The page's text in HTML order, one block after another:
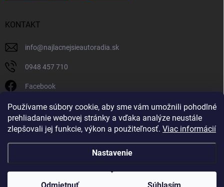
Používame súbory cookie, aby sme vám umožnili pohodlné
prehliadanie webovej stránky a vďaka analýze neustále
zlepšovali jej funkcie, výkon a použiteľnosť. Viac informácií
Nastavenie
KONTAKT
info@najlacnejsieautoradia.sk
0948 457 710
Facebook
najlacnejsieautoradia.sk
Youtube
Copyright 2026Najlacnejsieautoradia.sk. Všetky práva vyhradené.Upraviť